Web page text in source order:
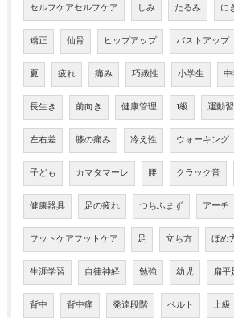
セルフケアセルフケア しみ たるみ に
矯正 仙骨 ヒップアップ バストアップ
夏 疲れ 痛み 巧緻性 小学生
長生き 前向き 健康管理 1級 運動
左右差 膝の痛み 冷え性 ウォーキング
子ども カマタマーレ 腰 クラック音
健康器具 足の疲れ つちふまず アーチ
フットケアフットケア 足 立ち方 ほめ
生涯学習 自律神経 勉強 幼児 扁平
背中 背中痛 発達段階 ベルト 上級